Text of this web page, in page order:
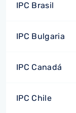
IPC Brasil
IPC Bulgaria
IPC Canadá
IPC Chile